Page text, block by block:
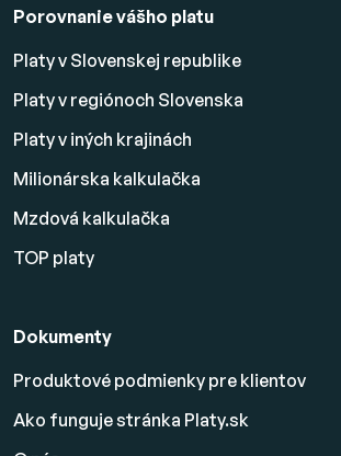
Porovnanie vášho platu
Platy v Slovenskej republike
Platy v regiónoch Slovenska
Platy v iných krajinách
Milionárska kalkulačka
Mzdová kalkulačka
TOP platy
Dokumenty
Produktové podmienky pre klientov
Ako funguje stránka Platy.sk